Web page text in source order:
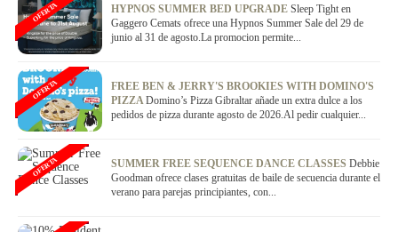
HYPNOS SUMMER BED UPGRADE Sleep Tight en
Gaggero Cemats ofrece una Hypnos Summer Sale del 29 de
junio al 31 de agosto.La promocion permite...
OFERTA
FREE BEN & JERRY'S BROOKIES WITH DOMINO'S
PIZZADomino’s Pizza Gibraltar añade un extra dulce a los
pedidos de pizza durante agosto de 2026.Al pedir cualquier...
OFERTA
SUMMER FREE SEQUENCE DANCE CLASSES Debbie
Goodman ofrece clases gratuitas de baile de secuencia durante el
verano para parejas principiantes, con...
OFERTA